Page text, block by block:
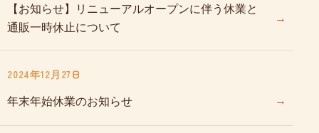
【お知らせ】リニューアルオープンに伴う休業と
通販一時休止について
→
2024年12月27日
年末年始休業のお知らせ →